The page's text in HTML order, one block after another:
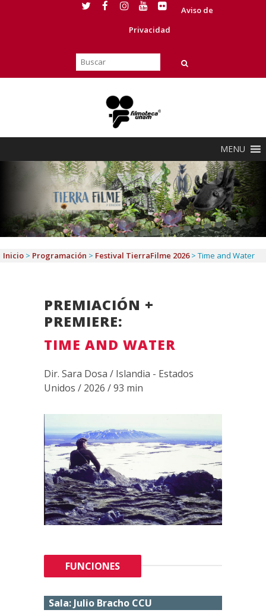
Aviso de
Privacidad
MENU
Inicio > Programación > Festival TierraFilme 2026> Time and Water
PREMIACIÓN +
PREMIERE:
TIME AND WATER
Dir. Sara Dosa / Islandia - Estados
Unidos / 2026 / 93 min
FUNCIONES
Sala: Julio Bracho CCU